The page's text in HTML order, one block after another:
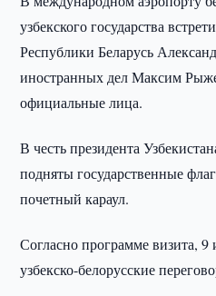
узбекского государства
Республики Беларусь
иностранных дел Максим
официальные лица.
В честь президента
подняты государственные
почетный караул.
Согласно программе визита,
узбекско-белорусские